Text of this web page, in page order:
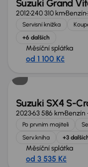
Suzuki Grand
2012240 310 kmBenzín
Servisní knížka
+6 dalších
Měsíční splátka
od 1 100 Kč
Suzuki SX4 S-
202363 586 kmBenzín
Po prvním majiteli
Serv.kniha
+3
Měsíční splátka
od 3 535 Kč